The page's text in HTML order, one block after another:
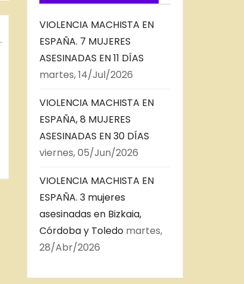
VIOLENCIA MACHISTA EN
ESPAÑA. 7 MUJERES
ASESINADAS EN 11 DÍAS
martes, 14/Jul/2026
VIOLENCIA MACHISTA EN
ESPAÑA, 8 MUJERES
ASESINADAS EN 30 DÍAS
viernes, 05/Jun/2026
VIOLENCIA MACHISTA EN
ESPAÑA. 3 mujeres
asesinadas en Bizkaia,
Córdoba y Toledo martes,
28/Abr/2026